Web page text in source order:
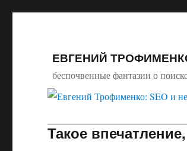
ЕВГЕНИЙ
беспочвенные фантазии о
Такое